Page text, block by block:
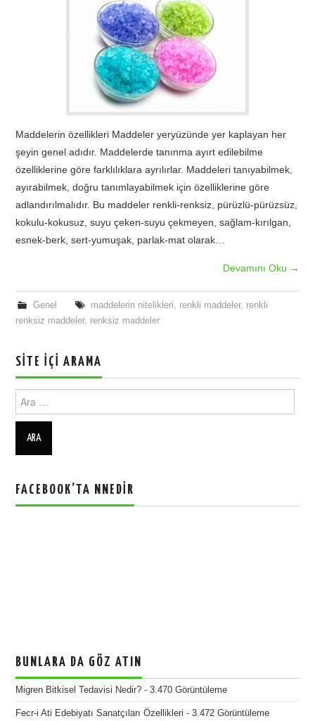
REHBERLIK
Maddelerin özellikleri Maddeler yeryüzünde yer kaplayan her
şeyin genel adıdır. Maddelerde tanınma ayırt edilebilme
özelliklerine göre farklılıklara ayrılırlar. Maddeleri tanıyabilmek,
ayırabilmek, doğru tanımlayabilmek için özelliklerine göre
adlandırılmalıdır. Bu maddeler renkli-renksiz, pürüzlü-pürüzsüz,
kokulu-kokusuz, suyu çeken-suyu çekmeyen, sağlam-kırılgan,
esnek-berk, sert-yumuşak, parlak-mat olarak…
Devamını Oku →
Genel maddelerin nitelikleri renkli maddeler, renkli
renksiz maddeler, renksiz maddeler
SITE İÇI ARAMA
Ara:
FACEBOOK’TA NNEDIR
BUNLARA DA GÖZ ATIN
Migren Bitkisel Tedavisi Nedir? - 3.470 Görüntüleme
Fecr-i Ati Edebiyatı Sanatçıları Özellikleri - 3.472 Görüntüleme